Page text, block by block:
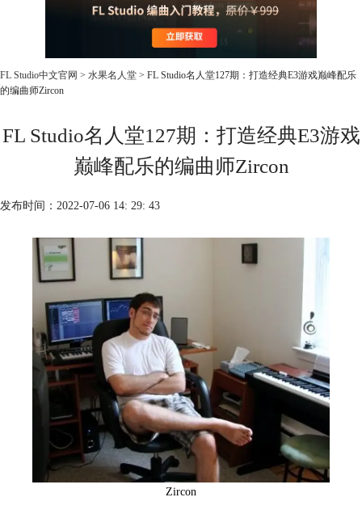
FL Studio中文官网 > 水果名人堂 > FL Studio名人堂127期：打造经典E3游戏巅峰配乐
的编曲师Zircon
FL Studio名人堂127期：打造经典E3游戏
巅峰配乐的编曲师Zircon
发布时间：2022-07-06 14: 29: 43
Zircon